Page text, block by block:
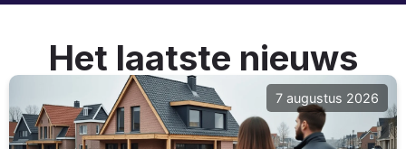
Het laatste nieuws
7 augustus 2026